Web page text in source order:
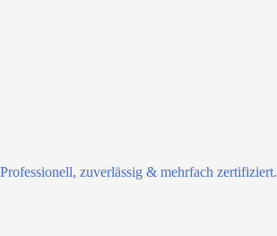
Professionell, zuverlässig & mehrfach zertifiziert.